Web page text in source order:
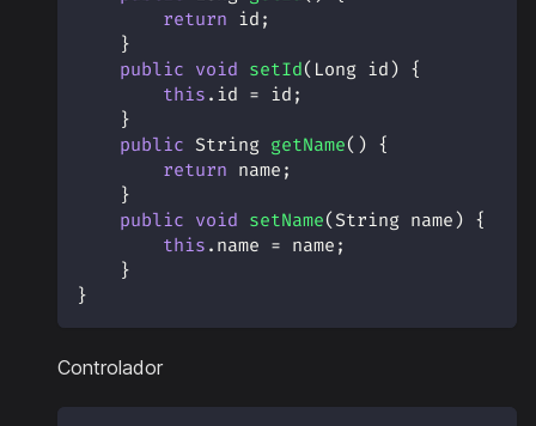
return id ;
}
public void setId( Long id ) {
this . id = id ;
}
public String getName( ) {
return name ;
}
public void setName( String name ) {
this . name = name ;
}
}
Controlador